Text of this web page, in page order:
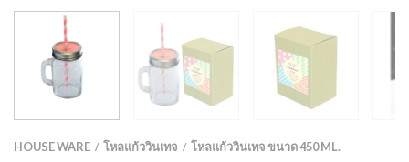
HOUSE WARE / โหลแก้ววินเทจ / โหลแก้ววินเทจ ขนาด 450 ML.